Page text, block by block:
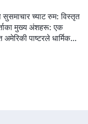
सुसमाचार च्याट रुम: विस्तृत
मुख्य अंशहरू: एक
अमेरिकी पाष्टरले धार्मिक